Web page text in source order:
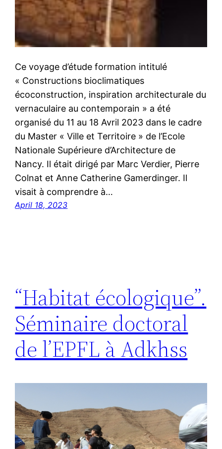
Ce voyage d’étude formation intitulé
« Constructions bioclimatiques
écoconstruction, inspiration architecturale du
vernaculaire au contemporain » a été
organisé du 11 au 18 Avril 2023 dans le cadre
du Master « Ville et Territoire » de l’Ecole
Nationale Supérieure d’Architecture de
Nancy. Il était dirigé par Marc Verdier, Pierre
Colnat et Anne Catherine Gamerdinger. Il
visait à comprendre à…
April 18, 2023
“Habitat écologique”.
Séminaire doctoral
de l’EPFL à Adkhss